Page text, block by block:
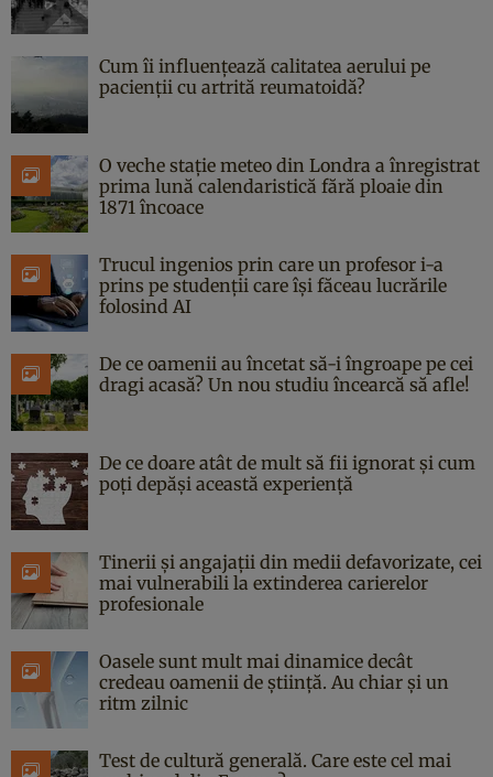
Cum îi influențează calitatea aerului pe
pacienții cu artrită reumatoidă?
O veche stație meteo din Londra a înregistrat
prima lună calendaristică fără ploaie din
1871 încoace
Trucul ingenios prin care un profesor i-a
prins pe studenții care își făceau lucrările
folosind AI
De ce oamenii au încetat să-i îngroape pe cei
dragi acasă? Un nou studiu încearcă să afle!
De ce doare atât de mult să fii ignorat și cum
poți depăși această experiență
Tinerii și angajații din medii defavorizate, cei
mai vulnerabili la extinderea carierelor
profesionale
Oasele sunt mult mai dinamice decât
credeau oamenii de știință. Au chiar și un
ritm zilnic
Test de cultură generală. Care este cel mai